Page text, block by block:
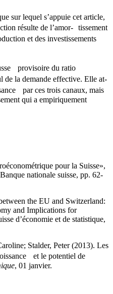
sur lequel s’appuie cet article,
résulte de l’amor- tissement
et des investissements
provisoire du ratio
la demande effective. Elle at-
par ces trois canaux, mais
qui a empiriquement
pour la Suisse»,
nationale suisse, pp. 62-
the EU and Switzerland:
and Implications for
d’économie et de statistique,
Stalder, Peter (2013). Les
et le potentiel de
, 01 janvier.